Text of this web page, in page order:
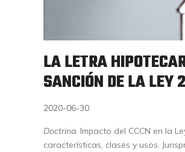
LA LETRA
SANCIÓN DE LA LEY
2020-06-30
Doctrina. Impacto del CCCN en la
características, clases y usos.